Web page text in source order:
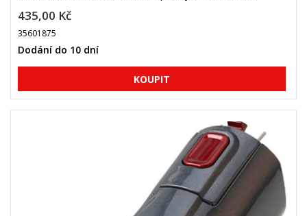
435,00 Kč
35601875
Dodání do 10 dní